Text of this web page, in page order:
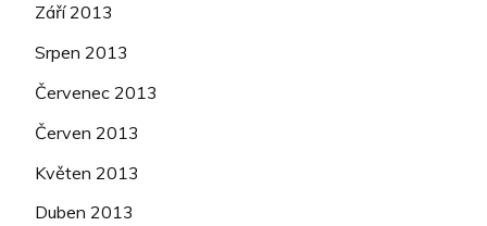
Září 2013
Srpen 2013
Červenec 2013
Červen 2013
Květen 2013
Duben 2013